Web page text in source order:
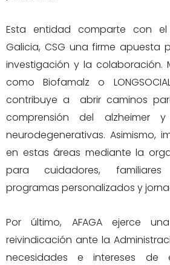
Esta entidad comparte con
Galicia, CSG una firme apuesta
investigación y la colaboración.
como Biofamalz o
contribuye a abrir caminos
comprensión del alzheimer
neurodegenerativas. Asimismo,
en estas áreas mediante la
para cuidadores,
programas personalizados y
Por último, AFAGA ejerce
reivindicación ante la
necesidades e intereses de